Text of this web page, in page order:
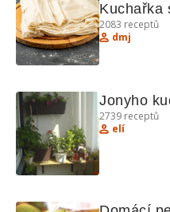
Kuchařka
2083 receptů
dmj
Jonyho
2739 receptů
elí